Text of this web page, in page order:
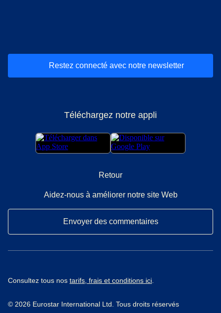
Restez connecté avec notre newsletter
Téléchargez notre appli
Retour
Aidez-nous à améliorer notre site Web
Envoyer des commentaires
Consultez tous nos tarifs, frais et conditions ici
© 2026 Eurostar International Ltd. Tous droits réservés